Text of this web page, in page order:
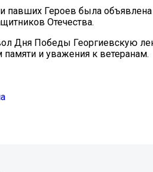
павших Героев была
Отечества.
Дня Победы Георгиевскую
и уважения к ветеранам.